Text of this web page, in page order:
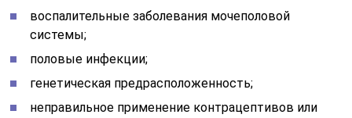
воспалительные заболевания мочеполовой
системы;
половые инфекции;
генетическая предрасположенность;
неправильное применение контрацептивов или